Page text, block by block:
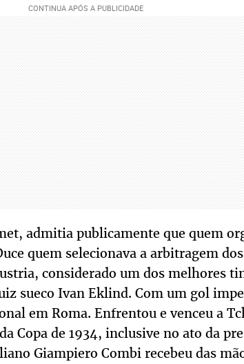
admitia publicamente que quem
quem selecionava a arbitragem
considerado um dos melhores
sueco Ivan Eklind. Com um gol
em Roma. Enfrentou e venceu a
Copa de 1934, inclusive no ato da
Giampiero Combi recebeu das